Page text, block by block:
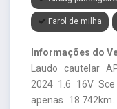
Farol de milha
Informações do
Laudo cautelar
2024 1.6 16V
apenas